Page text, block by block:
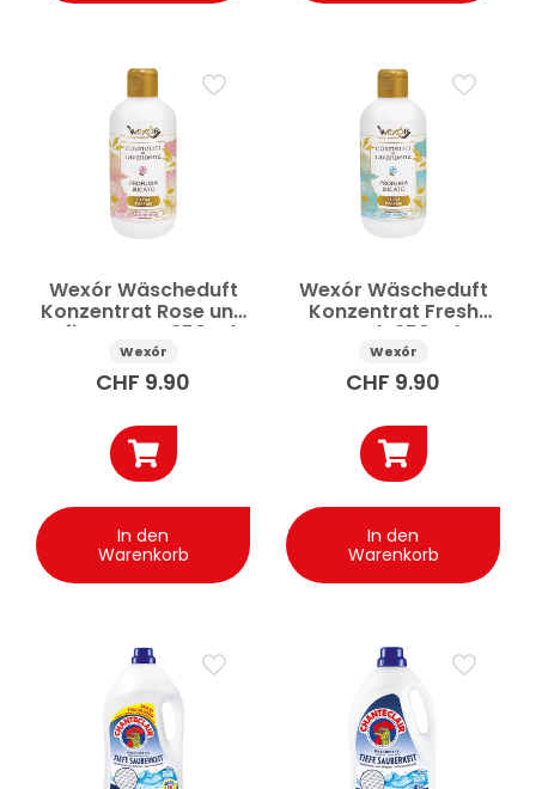
Wexór Wäscheduft
Konzentrat Rose und
Pfingstrose 250 ml
Wexór
CHF 9.90
In den
Warenkorb
Wexór Wäscheduft
Konzentrat Fresh
Touch 250 ml
Wexór
CHF 9.90
In den
Warenkorb